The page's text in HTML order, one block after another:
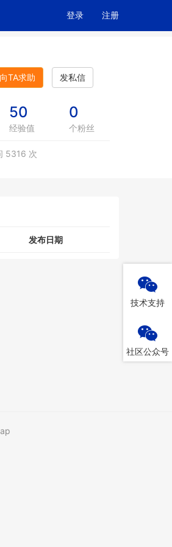
登录 注册
技术支持
社区公众号
向TA求助 发私信
50
经验值
0
个粉丝
5316 次
发布日期